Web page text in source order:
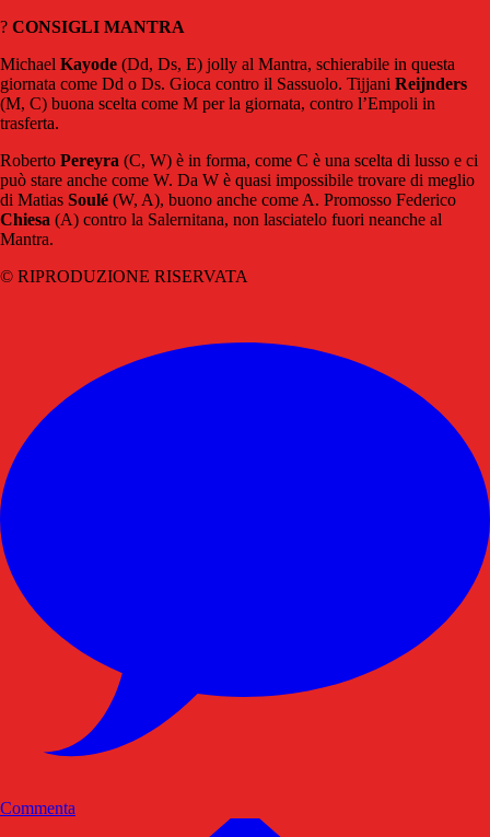
? CONSIGLI MANTRA
Michael Kayode (Dd, Ds, E) jolly al Mantra, schierabile in questa
giornata come Dd o Ds. Gioca contro il Sassuolo. Tijjani Reijnders
(M, C) buona scelta come M per la giornata, contro l’Empoli in
trasferta.
Roberto Pereyra (C, W) è in forma, come C è una scelta di lusso e ci
può stare anche come W. Da W è quasi impossibile trovare di meglio
di Matias Soulé (W, A), buono anche come A. Promosso Federico
Chiesa (A) contro la Salernitana, non lasciatelo fuori neanche al
Mantra.
© RIPRODUZIONE RISERVATA
Commenta